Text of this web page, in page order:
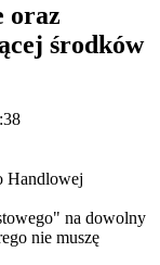
oraz
środków
Handlowej
na dowolny
nie muszę